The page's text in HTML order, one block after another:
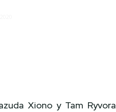
Xiono y Tam Ryvora